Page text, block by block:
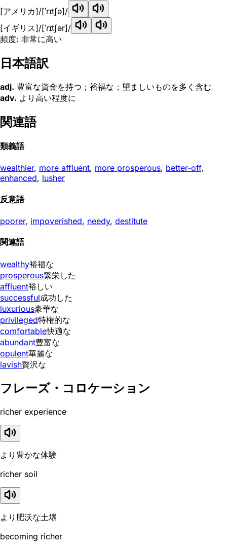
[アメリカ]/[ˈrɪtʃə]/
[イギリス]/[ˈrɪtʃər]/
頻度: 非常に高い
日本語訳
adj. 豊富な資金を持つ；裕福な；望ましいものを多く含む
adv. より高い程度に
関連語
類義語
wealthier, more affluent, more prosperous, better-off,
enhanced, lusher
反意語
poorer, impoverished, needy, destitute
関連語
wealthy裕福な
prosperous繁栄した
affluent裕しい
successful成功した
luxurious豪華な
privileged特権的な
comfortable快適な
abundant豊富な
opulent華麗な
lavish贅沢な
フレーズ・コロケーション
richer experience
より豊かな体験
richer soil
より肥沃な土壌
becoming richer